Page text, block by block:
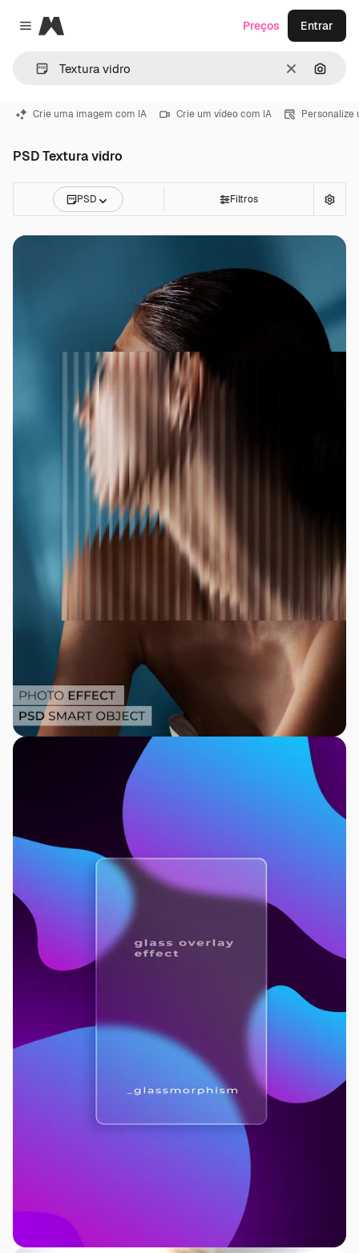
Close menu
Magnific
Limpar
Preços Entrar
Crie uma imagem com IA Crie um vídeo com IA Personalize
PSD Textura vidro
PSD Filtros